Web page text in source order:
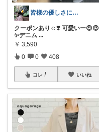
皆様の優しさに感謝です✨happyミルク
クーポンあり☺️❣️ 可愛いー😍😍
✨デニム ...
￥ 3,590
0 0 408
コレ いいね